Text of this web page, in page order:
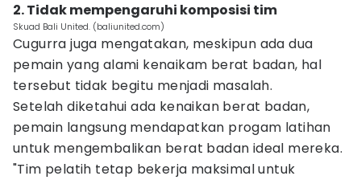
2. Tidak mempengaruhi komposisi tim
Skuad Bali United. (baliunited.com)
Cugurra juga mengatakan, meskipun ada dua
pemain yang alami kenaikam berat badan, hal
tersebut tidak begitu menjadi masalah.
Setelah diketahui ada kenaikan berat badan,
pemain langsung mendapatkan progam latihan
untuk mengembalikan berat badan ideal mereka.
"Tim pelatih tetap bekerja maksimal untuk